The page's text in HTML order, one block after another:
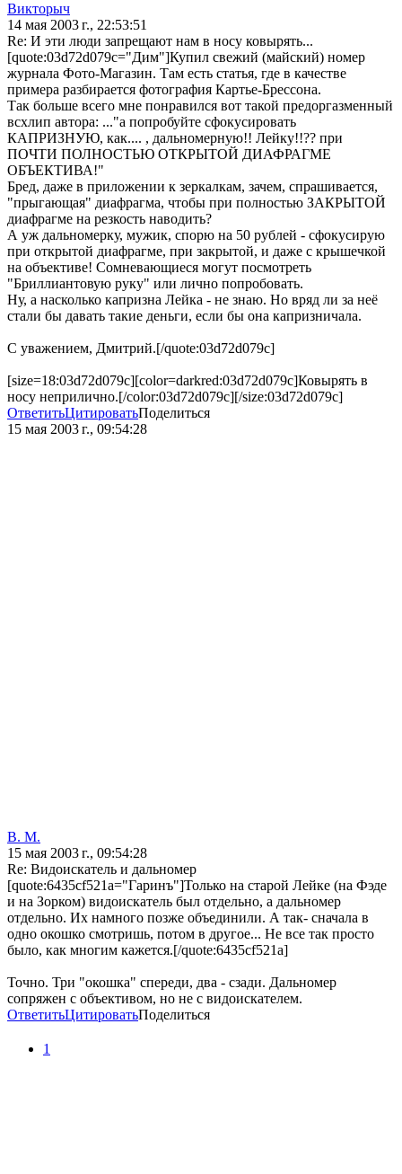
Викторыч
14 мая 2003 г., 22:53:51
Re: И эти люди запрещают нам в носу ковырять...
[quote:03d72d079c="Дим"]Купил свежий (майский) номер
журнала Фото-Магазин. Там есть статья, где в качестве
примера разбирается фотография Картье-Брессона.
Так больше всего мне понравился вот такой предоргазменный
всхлип автора: ..."а попробуйте сфокусировать
КАПРИЗНУЮ, как.... , дальномерную!! Лейку!!?? при
ПОЧТИ ПОЛНОСТЬЮ ОТКРЫТОЙ ДИАФРАГМЕ
ОБЪЕКТИВА!"
Бред, даже в приложении к зеркалкам, зачем, спрашивается,
"прыгающая" диафрагма, чтобы при полностью ЗАКРЫТОЙ
диафрагме на резкость наводить?
А уж дальномерку, мужик, спорю на 50 рублей - сфокусирую
при открытой диафрагме, при закрытой, и даже с крышечкой
на объективе! Сомневающиеся могут посмотреть
"Бриллиантовую руку" или лично попробовать.
Ну, а насколько капризна Лейка - не знаю. Но вряд ли за неё
стали бы давать такие деньги, если бы она капризничала.
С уважением, Дмитрий.[/quote:03d72d079c]
[size=18:03d72d079c][color=darkred:03d72d079c]Ковырять в
носу неприлично.[/color:03d72d079c][/size:03d72d079c]
ОтветитьЦитироватьПоделиться
15 мая 2003 г., 09:54:28
В. М.
15 мая 2003 г., 09:54:28
Re: Видоискатель и дальномер
[quote:6435cf521a="Гаринъ"]Только на старой Лейке (на Фэде
и на Зорком) видоискатель был отдельно, а дальномер
отдельно. Их намного позже объединили. А так- сначала в
одно окошко смотришь, потом в другое... Не все так просто
было, как многим кажется.[/quote:6435cf521a]
Точно. Три "окошка" спереди, два - сзади. Дальномер
сопряжен с объективом, но не с видоискателем.
ОтветитьЦитироватьПоделиться
1